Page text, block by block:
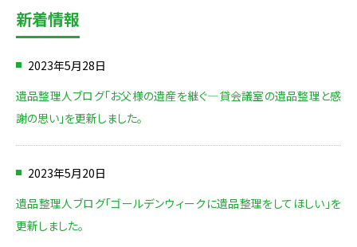
新着情報
2023年5月28日
遺品整理人ブログ「お父様の遺産を継ぐ―貸会議室の遺品整理と感
謝の思い」を更新しました。
2023年5月20日
遺品整理人ブログ「ゴールデンウィークに遺品整理をしてほしい」を
更新しました。